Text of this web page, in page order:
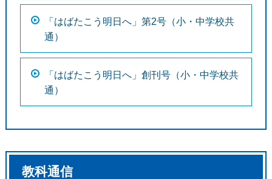
「はばたこう明日へ」第2号（小・中学校共
通）
「はばたこう明日へ」創刊号（小・中学校共
通）
教科通信